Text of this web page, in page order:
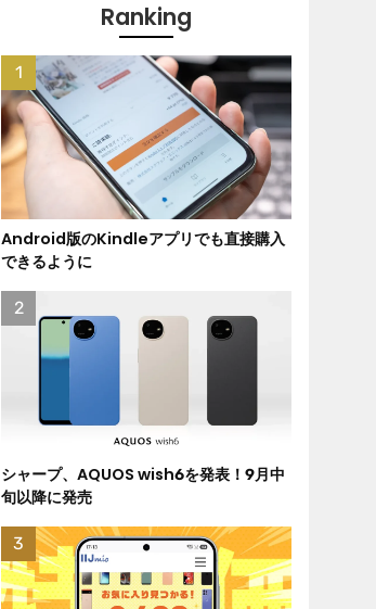
Ranking
Android版のKindleアプリでも直接購入
できるように
シャープ、AQUOS wish6を発表！9月中
旬以降に発売